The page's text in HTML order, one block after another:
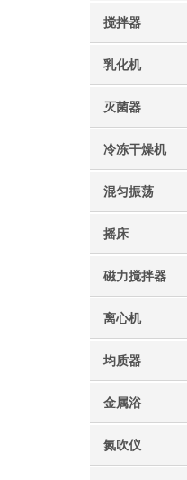
搅拌器
乳化机
灭菌器
冷冻干燥机
混匀振荡
摇床
磁力搅拌器
离心机
均质器
金属浴
氮吹仪